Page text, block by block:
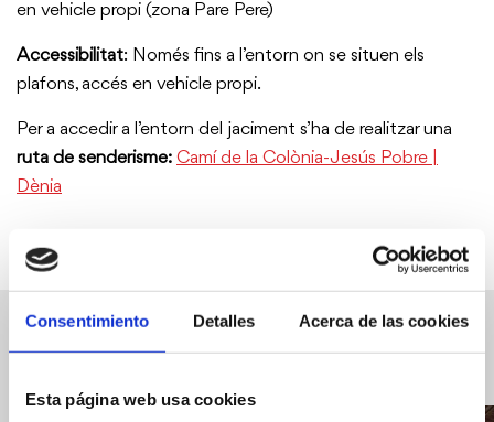
Consentimiento Detalles Acerca de las cookies
Esta página web usa cookies
en vehicle propi (zona Pare Pere)
Accessibilitat: Només fins a l’entorn on se situen els
plafons, accés en vehicle propi.
Per a accedir a l’entorn del jaciment s’ha de realitzar una
ruta de senderisme: Camí de la Colònia-Jesús Pobre |
Dènia
Altres punts d’interés